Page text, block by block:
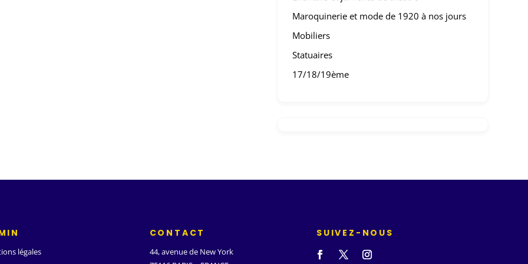
Maroquinerie et mode de 1920 à nos jours
Mobiliers
Statuaires
17/18/19ème
légales
CONTACT
44, avenue de New York
SUIVEZ-NOUS